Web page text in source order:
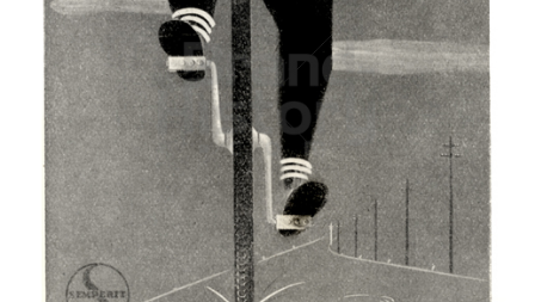
SEMPERIT Semperit Aktiengesellschaft Holding 1950